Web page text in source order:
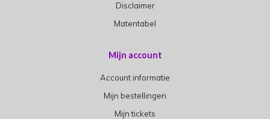
Disclaimer
Matentabel
Mijn account
Account informatie
Mijn bestellingen
Mijn tickets